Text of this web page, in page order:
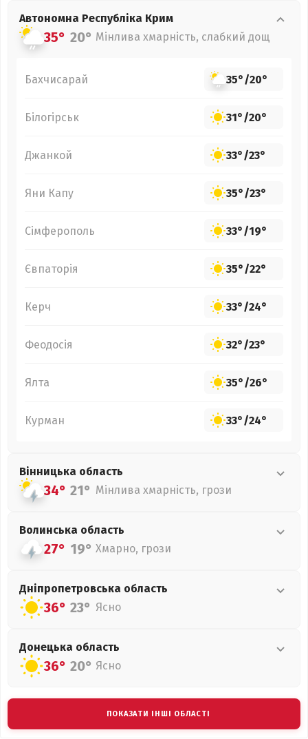
Автономна Республіка Крим
35° 20° Мінлива хмарність, слабкий дощ
Бахчисарай 35°/20°
Білогірськ 31°/20°
Джанкой 33°/23°
Яни Капу 35°/23°
Сімферополь 33°/19°
Євпаторія 35°/22°
Керч 33°/24°
Феодосія 32°/23°
Ялта 35°/26°
Курман 33°/24°
Вінницька область
34° 21° Мінлива хмарність, грози
Волинська область
27° 19° Хмарно, грози
Дніпропетровська область
36° 23° Ясно
Донецька область
36° 20° Ясно
ПОКАЗАТИ ІНШІ ОБЛАСТІ